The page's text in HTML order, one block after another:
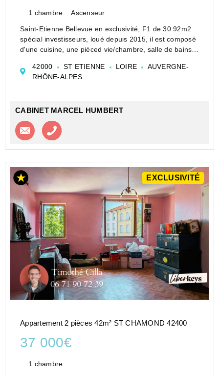
1 chambre Ascenseur
Saint-Etienne Bellevue en exclusivité, F1 de 30.92m2
spécial investisseurs, loué depuis 2015, il est composé
d'une cuisine, une pièced vie/chambre, salle de bains,
60€ charges, double vitrage, vendu av...
42000 ST ETIENNE LOIRE
AUVERGNE-
RHÔNE-ALPES
CABINET MARCEL HUMBERT
Contacter l'agence
EXCLUSIVITÉ
Appartement 2 pièces 42m² ST CHAMOND 42400
37 000€
1 chambre